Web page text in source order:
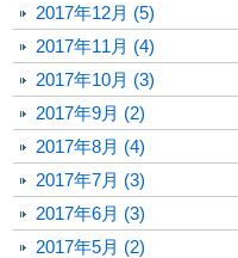
2017年12月 (5)
2017年11月 (4)
2017年10月 (3)
2017年9月 (2)
2017年8月 (4)
2017年7月 (3)
2017年6月 (3)
2017年5月 (2)